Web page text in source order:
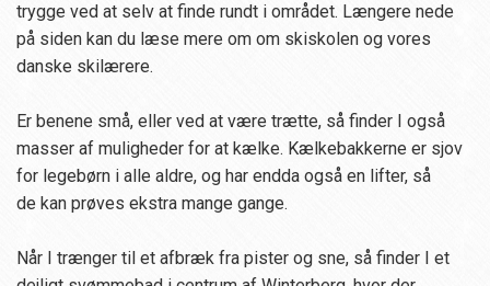
trygge ved at selv at finde rundt i området. Længere nede
på siden kan du læse mere om om skiskolen og vores
danske skilærere.
Er benene små, eller ved at være trætte, så finder I også
masser af muligheder for at kælke. Kælkebakkerne er sjov
for legebørn i alle aldre, og har endda også en lifter, så
de kan prøves ekstra mange gange.
Når I trænger til et afbræk fra pister og sne, så finder I et